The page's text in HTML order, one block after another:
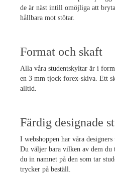
de är näst intill omöjliga att
hållbara mot stötar.
Format och skaft
Alla våra studentskyltar är i
en 3 mm tjock forex-skiva. Ett
alltid.
Färdig designade
I webshoppen har våra
Du väljer bara vilken av dem du
du in namnet på den som tar
trycker på beställ.